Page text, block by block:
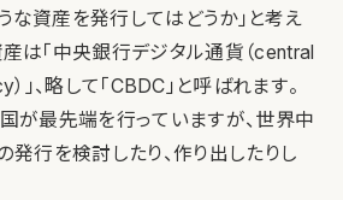
な資産を発行してはどうか」と考え
産は「中央銀行デジタル通貨（central
、略して「CBDC」と呼ばれます。
が最先端を行っていますが、世界中
発行を検討したり、作り出したりし